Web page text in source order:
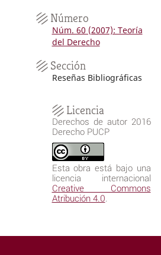
Número
Núm. 60 (2007): Teoría
del Derecho
Sección
Reseñas Bibliográficas
Licencia
Derechos de autor 2016
Derecho PUCP
Esta obra está bajo una
licencia internacional
Creative Commons
Atribución 4.0.